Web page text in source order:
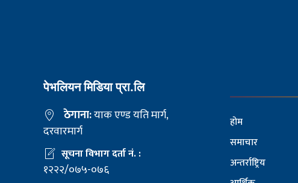
पेभलियन मिडिया प्रा.लि
ठेगाना:याक एण्ड यति मार्ग,
दरवारमार्ग
सूचना विभाग दर्ता नं. :
१२२२/०७५-०७६
होम
समाचार
अन्तर्राष्ट्रिय